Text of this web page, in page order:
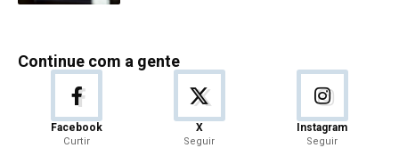
Continue com a gente
Facebook
Curtir
X
Seguir
Instagram
Seguir